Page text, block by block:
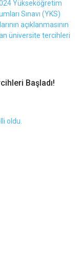
Başladı!